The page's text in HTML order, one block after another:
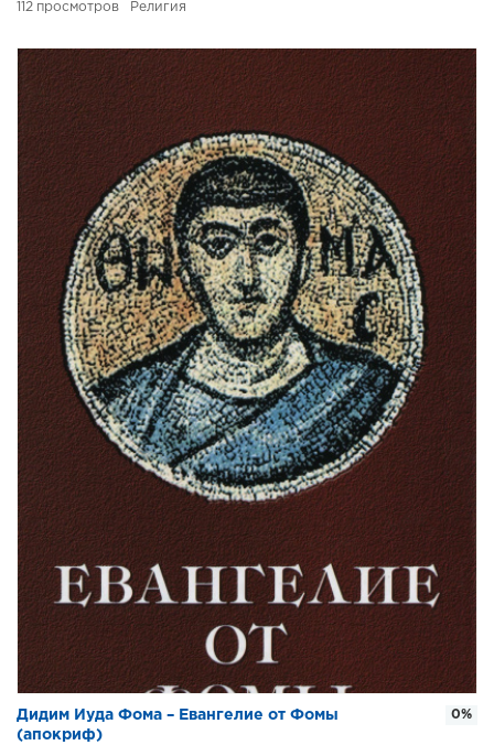
112 Религия
Дидим Иуда Фома – Евангелие от Фомы
(апокриф)
0%